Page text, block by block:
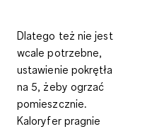
Dlatego też nie jest
wcale potrzebne,
ustawienie pokrętła
na 5, żeby ogrzać
pomieszcznie.
Kaloryfer pragnie